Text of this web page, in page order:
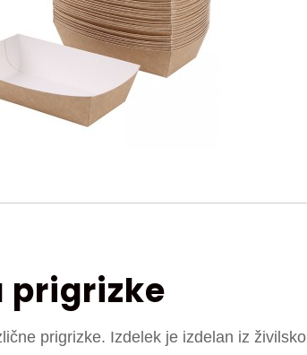
prigrizke
prigrizke. Izdelek je izdelan iz živilsko